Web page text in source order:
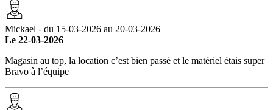
Mickael - du 15-03-2026 au 20-03-2026
Le 22-03-2026
Magasin au top, la location c’est bien passé et le matériel étais super
Bravo à l’équipe